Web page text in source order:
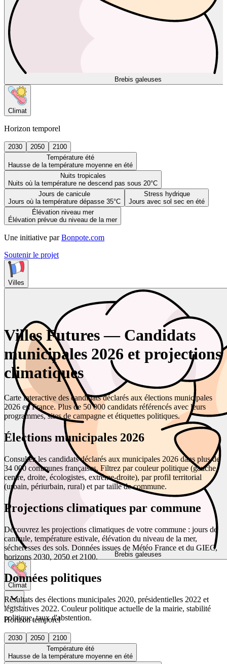
Brebis galeuses
Climat
Horizon temporel
2030 2050
2100
Température été
Hausse de la température moyenne en été
Nuits tropicales
Nuits où la température ne descend pas sous 20°C
Jours de canicule
Jours où la température dépasse 35°C
Stress hydrique
Jours avec sol sec en été
Élévation niveau mer
Élévation prévue du niveau de la mer
Une initiative par Bonpote.com
Soutenir le projet
Villes
Brebis galeuses
Climat
Horizon temporel
2030 2050
2100
Température été
Hausse de la température moyenne en été
Villes Futures — Candidats
municipales 2026 et projections
climatiques
Carte interactive des candidats déclarés aux élections municipales
2026 en France. Plus de 50 000 candidats référencés avec leurs
programmes, sites de campagne et étiquettes politiques.
Élections municipales 2026
Consultez les candidats déclarés aux municipales 2026 dans plus de
34 000 communes françaises. Filtrez par couleur politique (gauche,
centre, droite, écologistes, extrême-droite), par profil territorial
(urbain, périurbain, rural) et par taille de commune.
Projections climatiques par commune
Découvrez les projections climatiques de votre commune : jours de
canicule, température estivale, élévation du niveau de la mer,
sécheresses des sols. Données issues de Météo France et du GIEC,
horizons 2030, 2050 et 2100.
Données politiques
Résultats des élections municipales 2020, présidentielles 2022 et
législatives 2022. Couleur politique actuelle de la mairie, stabilité
politique, taux d'abstention.